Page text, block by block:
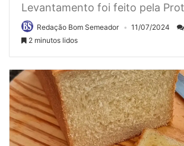
Levantamento foi feito pela
Redação Bom Semeador 11/07/2024
2 minutos lidos